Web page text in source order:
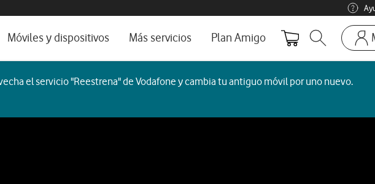
ayuda e idioma
Móviles y dispositivos
Ver todos
Más servicios Plan Amigo
Abrir Ir a
el servicio "Reestrena" de Vodafone y cambia tu antiguo móvil por uno nuevo.